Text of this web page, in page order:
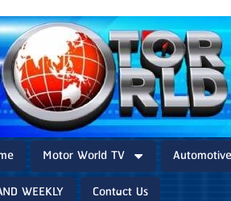
Motor World TV
WEEKLY
Contact Us